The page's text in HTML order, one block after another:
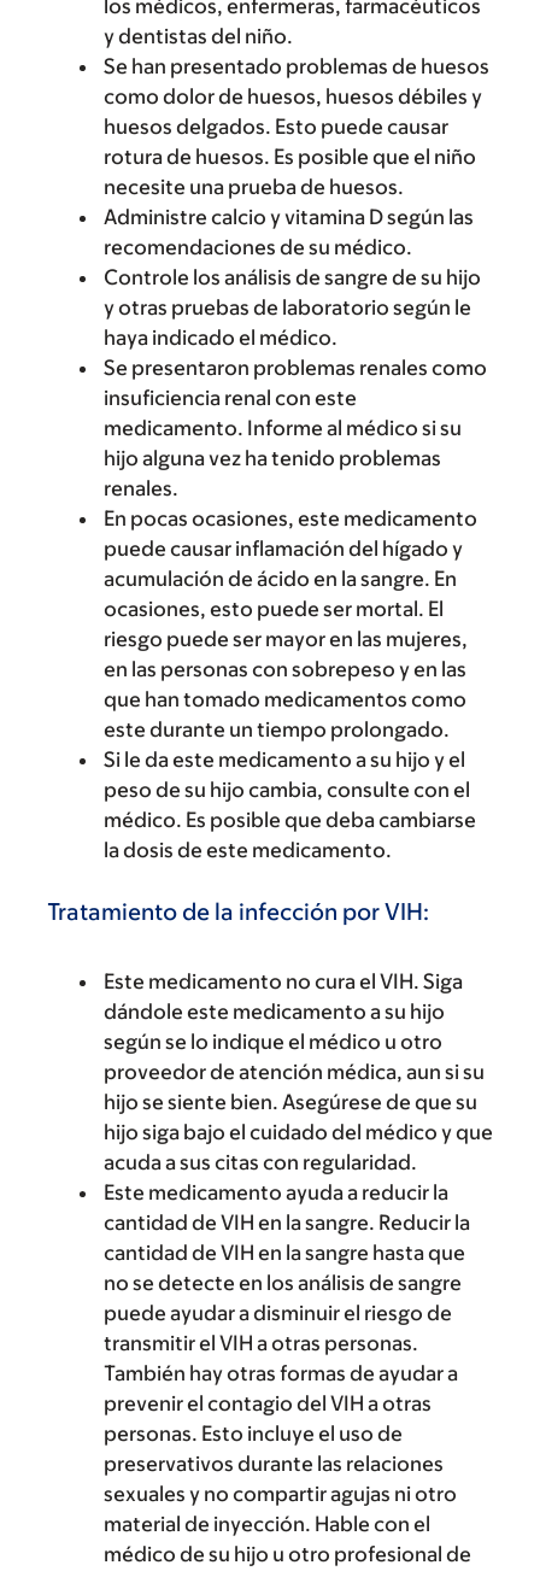
los médicos, enfermeras, farmacéuticos
y dentistas del niño.
Se han presentado problemas de huesos
como dolor de huesos, huesos débiles y
huesos delgados. Esto puede causar
rotura de huesos. Es posible que el niño
necesite una prueba de huesos.
Administre calcio y vitamina D según las
recomendaciones de su médico.
Controle los análisis de sangre de su hijo
y otras pruebas de laboratorio según le
haya indicado el médico.
Se presentaron problemas renales como
insuficiencia renal con este
medicamento. Informe al médico si su
hijo alguna vez ha tenido problemas
renales.
En pocas ocasiones, este medicamento
puede causar inflamación del hígado y
acumulación de ácido en la sangre. En
ocasiones, esto puede ser mortal. El
riesgo puede ser mayor en las mujeres,
en las personas con sobrepeso y en las
que han tomado medicamentos como
este durante un tiempo prolongado.
Si le da este medicamento a su hijo y el
peso de su hijo cambia, consulte con el
médico. Es posible que deba cambiarse
la dosis de este medicamento.
Tratamiento de la infección por VIH:
Este medicamento no cura el VIH. Siga
dándole este medicamento a su hijo
según se lo indique el médico u otro
proveedor de atención médica, aun si su
hijo se siente bien. Asegúrese de que su
hijo siga bajo el cuidado del médico y que
acuda a sus citas con regularidad.
Este medicamento ayuda a reducir la
cantidad de VIH en la sangre. Reducir la
cantidad de VIH en la sangre hasta que
no se detecte en los análisis de sangre
puede ayudar a disminuir el riesgo de
transmitir el VIH a otras personas.
También hay otras formas de ayudar a
prevenir el contagio del VIH a otras
personas. Esto incluye el uso de
preservativos durante las relaciones
sexuales y no compartir agujas ni otro
material de inyección. Hable con el
médico de su hijo u otro profesional de